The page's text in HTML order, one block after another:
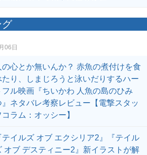
グ
06日
の心とか無いんか？ 赤魚の煮付けを食
たり、しまじろうと泳いだりするハー
フル映画『ちいかわ 人魚の島のひみ
』ネタバレ考察レビュー【電撃スタッ
コラム：オッシー】
テイルズ オブ エクシリア2』『テイル
オブ デスティニー2』新イラストが解